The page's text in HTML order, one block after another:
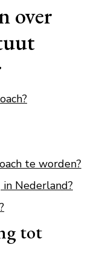
over
te worden?
Nederland?
tot